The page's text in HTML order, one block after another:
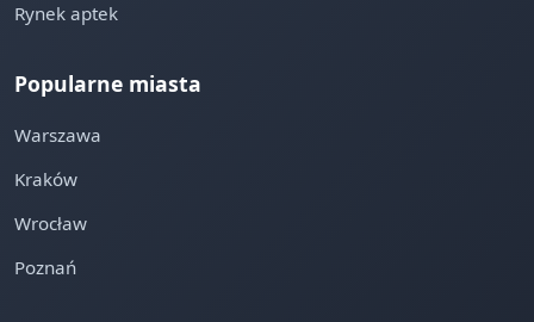
Rynek aptek
Popularne miasta
Warszawa
Kraków
Wrocław
Poznań